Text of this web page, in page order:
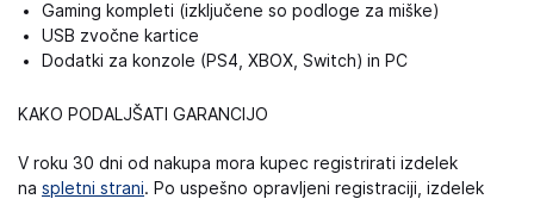
Gaming kompleti (izključene so podloge za miške)
USB zvočne kartice
Dodatki za konzole (PS4, XBOX, Switch) in PC
KAKO PODALJŠATI GARANCIJO
V roku 30 dni od nakupa mora kupec registrirati izdelek
na spletni strani. Po uspešno opravljeni registraciji, izdelek